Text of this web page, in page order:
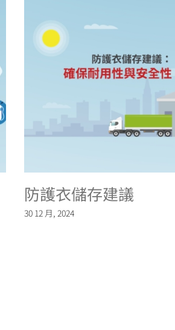
防護衣儲存建議
30 12 月, 2024